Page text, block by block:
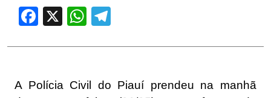
Facebook WhatsApp
A Polícia Civil do Piauí prendeu na manhã